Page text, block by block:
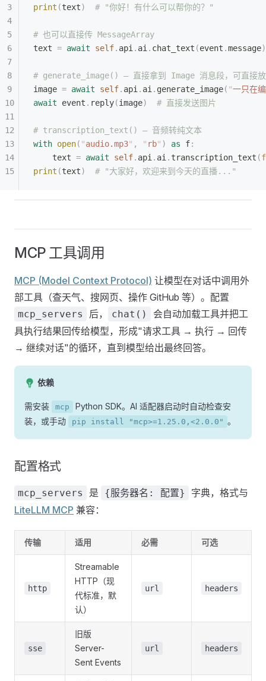
print (text)
  # "你好！有什么可以帮你的？"
# 也可以直接传 MessageArray
text = await self. api . ai . chat_text (event .message)
# generate_image() — 直接拿到 Image 消息段，可直接
image = await self. api . ai . generate_image( "一只在
await event . reply(image)
  # 直接发送图片
# transcription_text() — 音频转纯文本
with open( "audio.mp3" , " rb" ) as f:
    text
= await self. api . ai . transcription_text (
print (text)
  # "大家好，欢迎来到今天的直播..."
MCP 工具调用
MCP (Model Context Protocol) 让模型在对话中调用外
部工具（查天气、搜网页、操作 GitHub 等）。配置
mcp_servers 后， chat()
会自动加载工具并把工
具执行结果回传给模型，形成"请求工具 → 执行 → 回传
→ 继续对话"的循环，直到模型给出最终回答。
依赖
需安装 mcp
Python SDK。AI 适配器启动时自动检查安
装，或手动
pip install "mcp>=1.25.0,<2.0.0" 。
配置格式
mcp_servers 是 {服务器名: 配置}
字典，格式与
LiteLLM MCP 兼容：
传输 适用 必需 可选
http
Streamable
HTTP（现
代标准，默
认）
url headers
sse
旧版
Server-
Sent Events
url headers